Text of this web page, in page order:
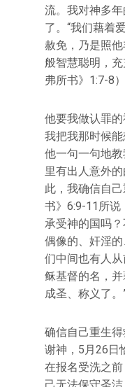
流。我对神多
了。“我们藉着
赦免，乃是照
般智慧聪明，
弗所书》1:7-8）
他要我做认罪
我把我那时候
他一句一句地
里有出人意外
此，我确信自
书》6:9-11所说
承受神的国吗
偶像的、奸淫
们中间也有人
稣基督的名，并
成圣、称义了。
确信自己重生
谢神，5月26日
在报名受洗之